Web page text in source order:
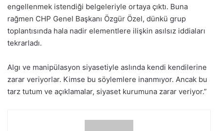
engellenmek istendiği belgeleriyle ortaya çıktı. Buna
rağmen CHP Genel Başkanı Özgür Özel, dünkü grup
toplantısında hala nadir elementlere ilişkin asılsız iddiaları
tekrarladı.
Algı ve manipülasyon siyasetiyle aslında kendi kendilerine
zarar veriyorlar. Kimse bu söylemlere inanmıyor. Ancak bu
tarz tutum ve açıklamalar, siyaset kurumuna zarar veriyor.”